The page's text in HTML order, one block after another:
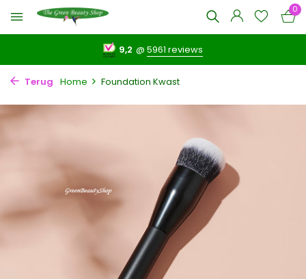
0
9,2 @5961 reviews
Terug Home Foundation Kwast